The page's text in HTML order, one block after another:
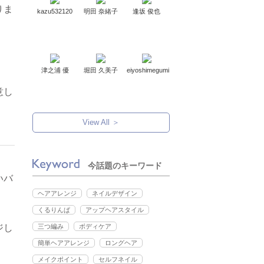
し
バ
し
kazu532120 明田 奈緒子 逢坂 俊也
津之浦 優 堀田 久美子 eiyoshimegumi
View All ＞
今話題のキーワード
ヘアアレンジ ネイルデザイン
くるりんぱ アップヘアスタイル
三つ編み ボディケア
簡単ヘアアレンジ ロングヘア
メイクポイント セルフネイル